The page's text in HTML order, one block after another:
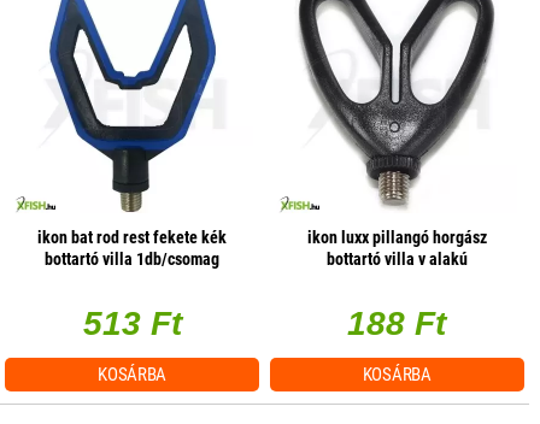
ikon bat rod rest fekete kék
bottartó villa 1db/csomag
513 Ft
KOSÁRBA
ikon luxx pillangó horgász
bottartó villa v alakú
188 Ft
KOSÁRBA